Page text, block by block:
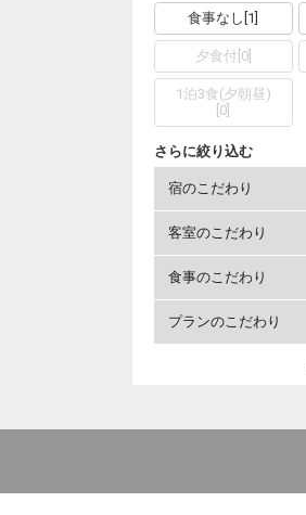
食事なし 1
夕食付 0]
1泊3食(夕朝昼)
0
さらに絞り込む
宿のこだわり
客室のこだわり
食事のこだわり
プランのこだわり